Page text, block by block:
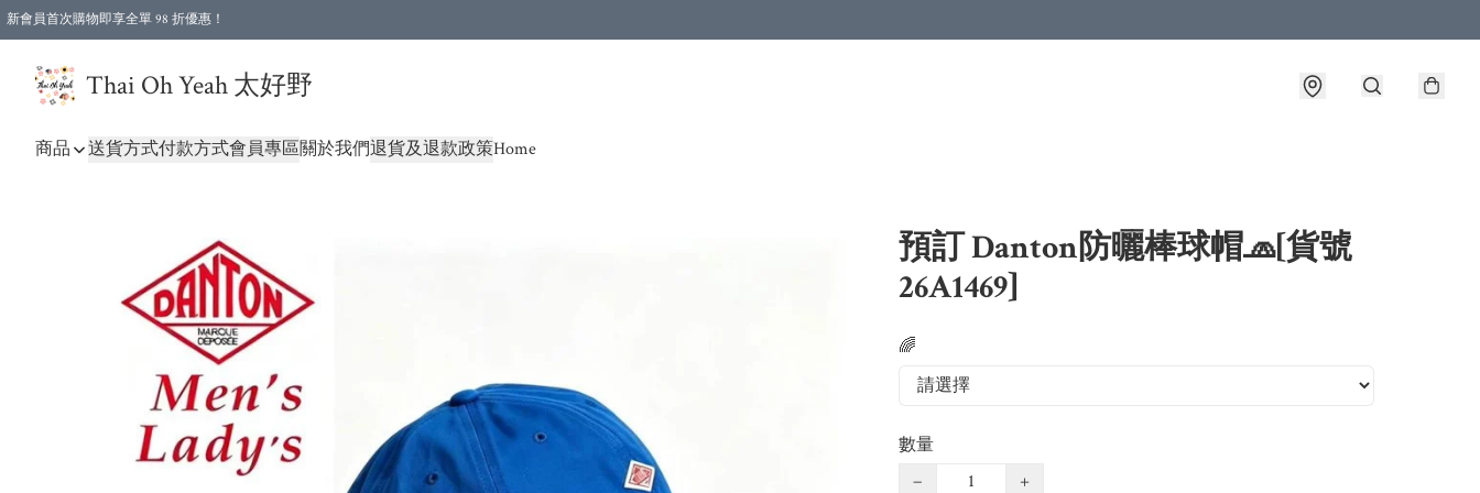
新會員首次購物即享全單 98 折優惠！
Thai Oh Yeah 太好野
商品 送貨方式付款方式會員專區關於我們退貨及退款政策Home
預訂 Danton防曬棒球帽🧢[貨號
26A1469]
🌈
數量
−
+